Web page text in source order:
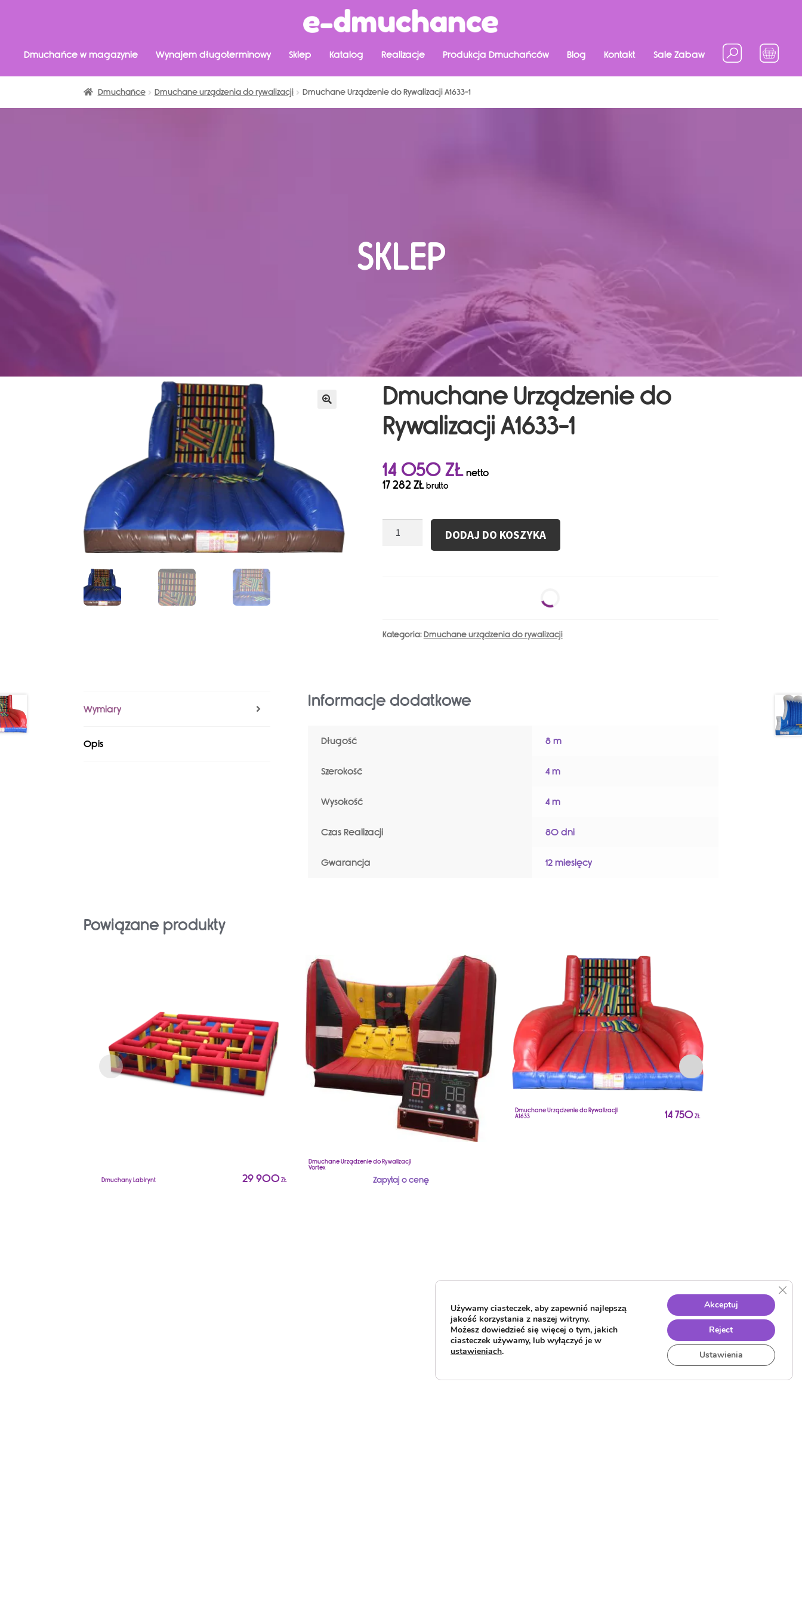
Dmuchańce w magazynie Wynajem długoterminowy Sklep Katalog Realizacje Produkcja Dmuchańców Blog Kontakt Sale Zabaw
Dmuchańce Dmuchane urządzenia do rywalizacji Dmuchane Urządzenie do Rywalizacji A1633-1
Dmuchane Urządzenie do
Rywalizacji A1633-1
14 050ZŁnetto
17 282ZŁbrutto
DODAJ DO KOSZYKA
Kategoria:Dmuchane urządzenia do rywalizacji
Wymiary
Opis
Informacje dodatkowe
Długość 8 m
Szerokość 4 m
Wysokość 4 m
Czas Realizacji 80 dni
Gwarancja 12 miesięcy
Powiązane produkty
Dmuchany Labirynt 29 900ZŁ
Dmuchane Urządzenie do Rywalizacji
Vortex
Zapytaj o cenę
Dmuchane Urządzenie do Rywalizacji
A1633 14 750ZŁ
Używamy ciasteczek, aby zapewnić najlepszą
jakość korzystania z naszej witryny.
Możesz dowiedzieć się więcej o tym, jakich
ciasteczek używamy, lub wyłączyć je w
ustawieniach.
Akceptuj
Reject
Ustawienia